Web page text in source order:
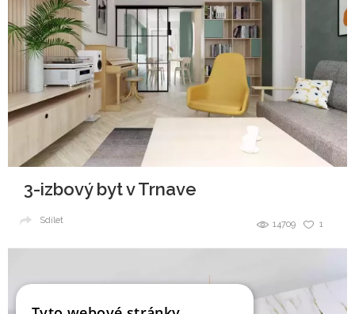
3-izbový byt v Trnave
1
14709
Sdílet